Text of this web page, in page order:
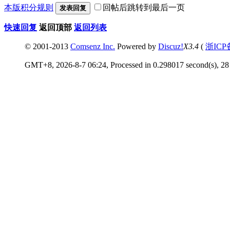
本版积分规则 发表回复 回帖后跳转到最后一页
快速回复 返回顶部 返回列表
© 2001-2013 Comsenz Inc. Powered by Discuz!X3.4 ( 浙ICP
GMT+8, 2026-8-7 06:24, Processed in 0.298017 second(s),